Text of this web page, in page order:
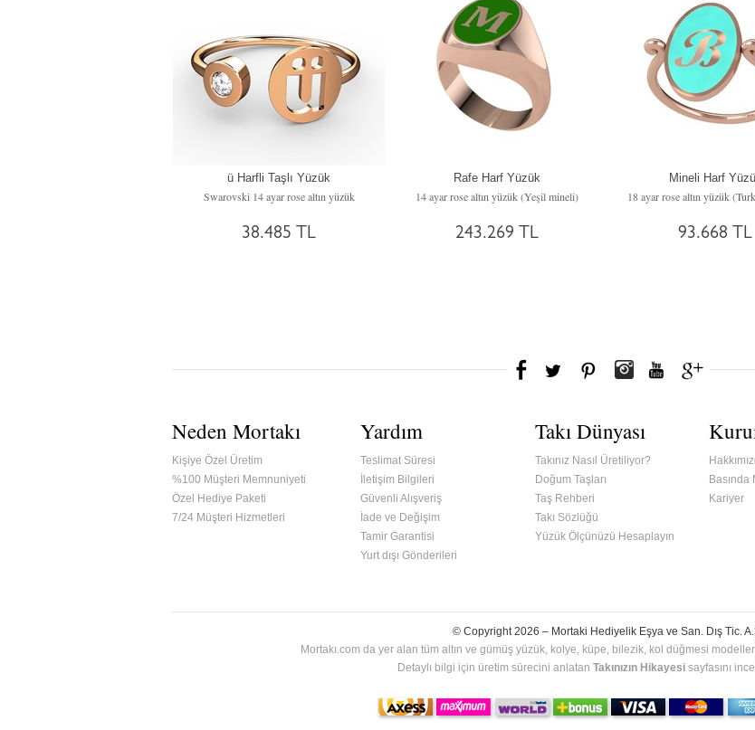
ü Harfli Taşlı Yüzük
Swarovski 14 ayar rose altın yüzük
38.485 TL
Rafe Harf Yüzük
14 ayar rose altın yüzük (Yeşil mineli)
243.269 TL
Mineli Harf
18 ayar rose altın yüzük
93.668 TL
Neden Mortakı
Kişiye Özel Üretim
%100 Müşteri Memnuniyeti
Özel Hediye Paketi
7/24 Müşteri Hizmetleri
Yardım
Teslimat Süresi
İletişim Bilgileri
Güvenli Alışveriş
İade ve Değişim
Tamir Garantisi
Yurt dışı Gönderileri
Takı Dünyası
Takınız Nasıl Üretiliyor?
Doğum Taşları
Taş Rehberi
Takı Sözlüğü
Yüzük Ölçünüzü Hesaplayın
Basında
Kariyer
© Copyright 2026 – Mortaki Hediyelik Eşya ve San. Dış Tic.
Mortakı.com da yer alan tüm altın ve gümüş yüzük, kolye, küpe, bilezik, kol düğmesi
Detaylı bilgi için üretim sürecini anlatan Takınızın Hikayesi sayfasını